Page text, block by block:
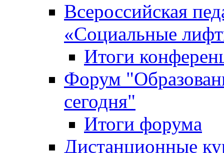
Всероссийская
«Cоциальные
Итоги
Форум
сегодня"
Итоги форума
Дистанционные